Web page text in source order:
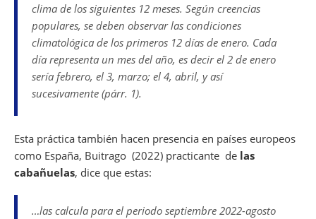
clima de los siguientes 12 meses. Según creencias
populares, se deben observar las condiciones
climatológica de los primeros 12 días de enero. Cada
día representa un mes del año, es decir el 2 de enero
sería febrero, el 3, marzo; el 4, abril, y así
sucesivamente (párr. 1).
Esta práctica también hacen presencia en países europeos
como España, Buitrago (2022) practicante de las
cabañuelas, dice que estas:
…las calcula para el periodo septiembre 2022-agosto